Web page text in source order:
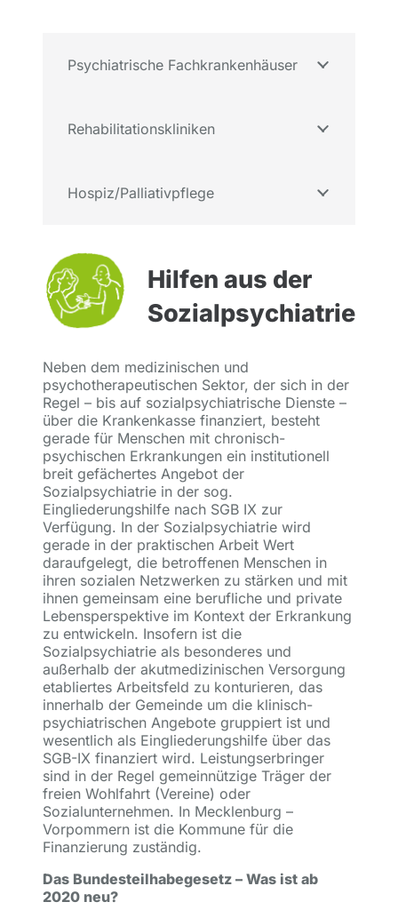
Psychiatrische Fachkrankenhäuser
Rehabilitationskliniken
Hospiz/Palliativpflege
Hilfen aus der
Sozialpsychiatrie
Neben dem medizinischen und
psychotherapeutischen Sektor, der sich in der
Regel – bis auf sozialpsychiatrische Dienste –
über die Krankenkasse finanziert, besteht
gerade für Menschen mit chronisch-
psychischen Erkrankungen ein institutionell
breit gefächertes Angebot der
Sozialpsychiatrie in der sog.
Eingliederungshilfe nach SGB IX zur
Verfügung. In der Sozialpsychiatrie wird
gerade in der praktischen Arbeit Wert
daraufgelegt, die betroffenen Menschen in
ihren sozialen Netzwerken zu stärken und mit
ihnen gemeinsam eine berufliche und private
Lebensperspektive im Kontext der Erkrankung
zu entwickeln. Insofern ist die
Sozialpsychiatrie als besonderes und
außerhalb der akutmedizinischen Versorgung
etabliertes Arbeitsfeld zu konturieren, das
innerhalb der Gemeinde um die klinisch-
psychiatrischen Angebote gruppiert ist und
wesentlich als Eingliederungshilfe über das
SGB-IX finanziert wird. Leistungserbringer
sind in der Regel gemeinnützige Träger der
freien Wohlfahrt (Vereine) oder
Sozialunternehmen. In Mecklenburg –
Vorpommern ist die Kommune für die
Finanzierung zuständig.
Das Bundesteilhabegesetz – Was ist ab
2020 neu?